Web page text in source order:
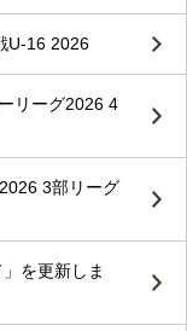
U-16 2026
リーグ2026 4
3部リーグ
を更新しま